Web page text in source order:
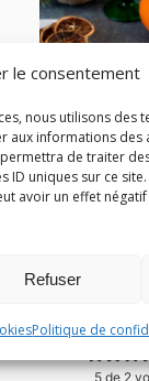
le consentement
nous utilisons des
aux informations des
de traiter
ID uniques sur ce
avoir un effet
Refuser
Politique de
5de 2